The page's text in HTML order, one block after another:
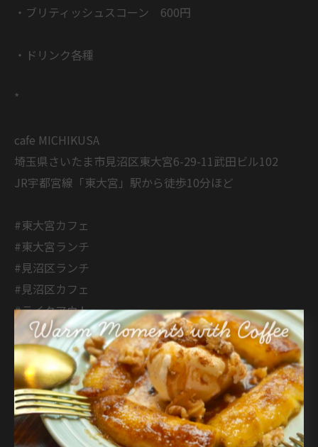
・ブリティッシュスコーン 600円
・ドリンク各種
*
cafe MICHIKUSA
埼玉県さいたま市見沼区東大宮6-29-11武田ビル102
JR宇都宮線「東大宮」駅から徒歩10分ほど
#東大宮カフェ
#東大宮ランチ
#見沼区ランチ
#見沼区カフェ
#テイクアウト
< 前のページ 一覧に戻る 次のページ >